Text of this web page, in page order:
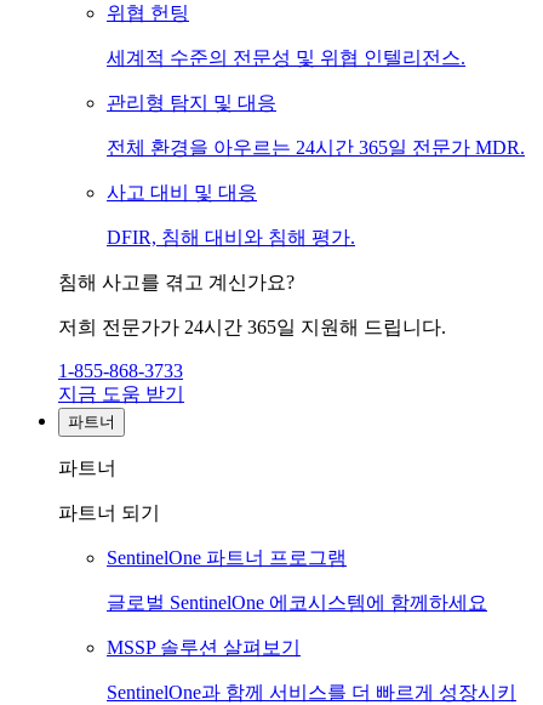
위협 헌팅
세계적 수준의 전문성 및 위협 인텔리전스.
관리형 탐지 및 대응
전체 환경을 아우르는 24시간 365일 전문가 MDR.
사고 대비 및 대응
DFIR, 침해 대비와 침해 평가.
침해 사고를 겪고 계신가요?
저희 전문가가 24시간 365일 지원해 드립니다.
1-855-868-3733
지금 도움 받기
파트너
파트너
파트너 되기
SentinelOne 파트너 프로그램
글로벌 SentinelOne 에코시스템에 함께하세요
MSSP 솔루션 살펴보기
SentinelOne과 함께 서비스를 더 빠르게 성장시키